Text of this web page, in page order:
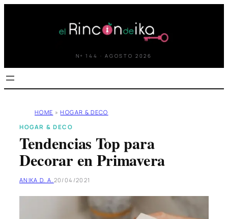
Nº 144 · AGOSTO 2026
HOME » HOGAR & DECO
HOGAR & DECO
Tendencias Top para
Decorar en Primavera
ANIKA D. A. 20/04/2021